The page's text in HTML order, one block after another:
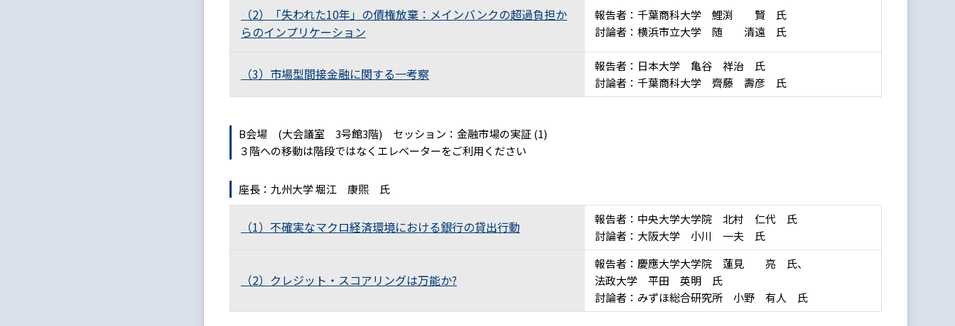
（2）「失われた10年」の債権放棄：メインバンクの超過負担か
らのインプリケーション
報告者：千葉商科大学 鯉渕 賢 氏
討論者：横浜市立大学 随 清遠 氏
（3）市場型間接金融に関する一考察
報告者：日本大学 亀谷 祥治 氏
討論者：千葉商科大学 齊藤 壽彦 氏
B会場 (大会議室 3号館3階) セッション：金融市場の実証 (1)
３階への移動は階段ではなくエレベーターをご利用ください
座長：九州大学 堀江 康煕 氏
（1）不確実なマクロ経済環境における銀行の貸出行動
報告者：中央大学大学院 北村 仁代 氏
討論者：大阪大学 小川 一夫 氏
（2）クレジット・スコアリングは万能か?
報告者：慶應大学大学院 蓮見 亮 氏、
法政大学 平田 英明 氏
討論者：みずほ総合研究所 小野 有人 氏